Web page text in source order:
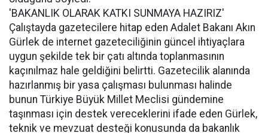
'BAKANLIK OLARAK KATKI SUNMAYA HAZIRIZ'
Çalıştayda gazetecilere hitap eden Adalet Bakanı Akın
Gürlek de internet gazeteciliğinin güncel ihtiyaçlara
uygun şekilde tek bir çatı altında toplanmasının
kaçınılmaz hale geldiğini belirtti. Gazetecilik alanında
hazırlanmış bir yasa çalışması bulunması halinde
bunun Türkiye Büyük Millet Meclisi gündemine
taşınması için destek vereceklerini ifade eden Gürlek,
teknik ve mevzuat desteği konusunda da bakanlık